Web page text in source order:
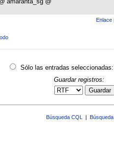
Enlace
Sólo las entradas seleccionadas:
Guardar registros:
Guardar
Búsqueda CQL